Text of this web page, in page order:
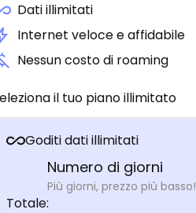
Dati illimitati
Internet veloce e affidabile
Nessun costo di roaming
il tuo piano illimitato
Goditi dati illimitati
Numero di giorni
Più giorni, prezzo più basso!
Totale: